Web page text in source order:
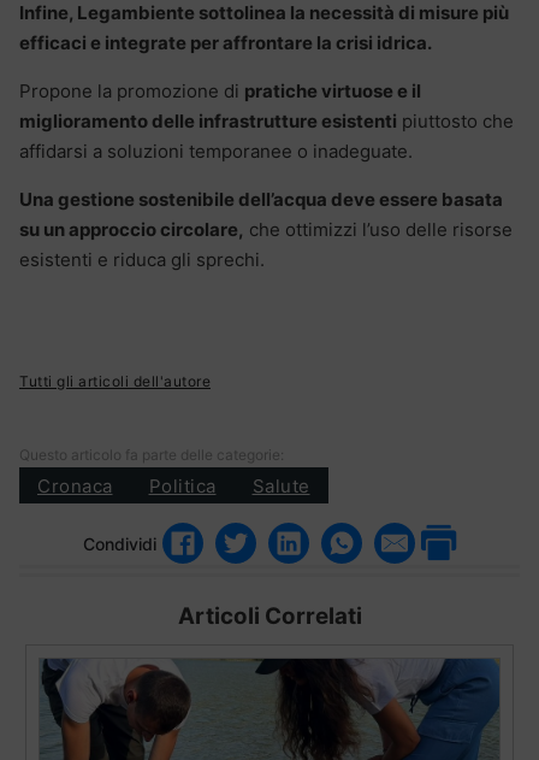
Infine, Legambiente sottolinea la necessità di misure più
efficaci e integrate per affrontare la crisi idrica.
Propone la promozione di pratiche virtuose e il
miglioramento delle infrastrutture esistenti piuttosto che
affidarsi a soluzioni temporanee o inadeguate.
Una gestione sostenibile dell’acqua deve essere basata
su un approccio circolare, che ottimizzi l’uso delle risorse
esistenti e riduca gli sprechi.
Tutti gli articoli dell'autore
Questo articolo fa parte delle categorie:
Cronaca Politica Salute
Condividi
Articoli Correlati